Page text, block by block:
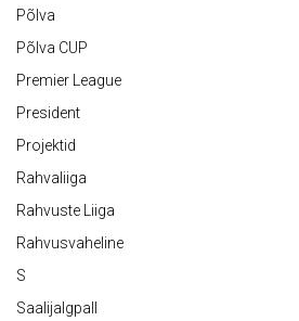
Põlva
Põlva CUP
Premier League
President
Projektid
Rahvaliiga
Rahvuste Liiga
Rahvusvaheline
S
Saalijalgpall